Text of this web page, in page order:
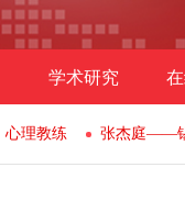
学术研究
心理教练 张杰庭——